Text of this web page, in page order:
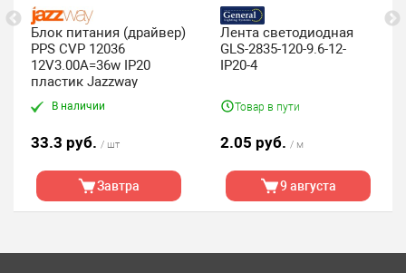
Блок питания (драйвер)
PPS CVP 12036
12V3.00A=36w IP20
пластик Jazzway
В наличии
33.3 руб. / шт
Завтра
Лента светодиодная
GLS-2835-120-9.6-12-
IP20-4
Товар в пути
2.05 руб. / м
9 августа